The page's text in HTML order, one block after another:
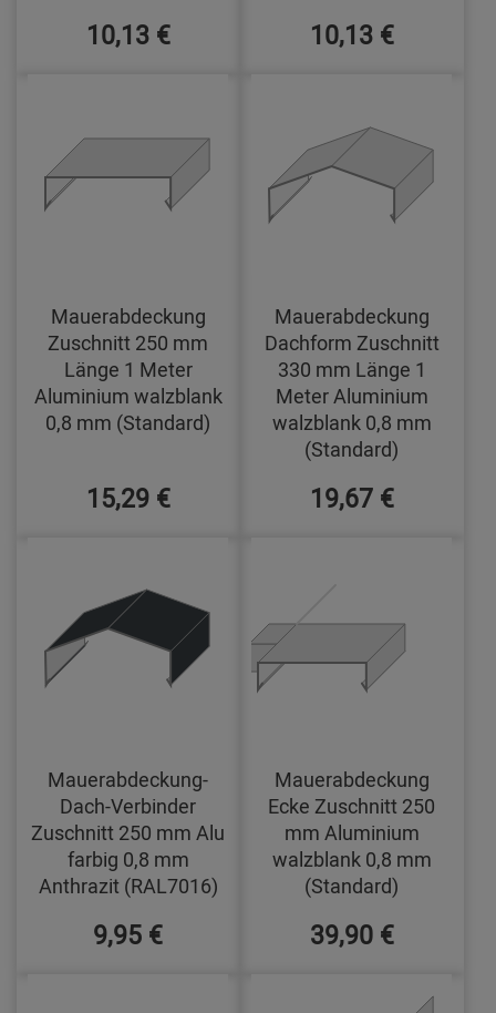
10,13 € 10,13 €
Mauerabdeckung
Zuschnitt 250 mm
Länge 1 Meter
Aluminium walzblank
0,8 mm (Standard)
15,29 €
Mauerabdeckung
Dachform Zuschnitt
330 mm Länge 1
Meter Aluminium
walzblank 0,8 mm
(Standard)
19,67 €
Mauerabdeckung-
Dach-Verbinder
Zuschnitt 250 mm Alu
farbig 0,8 mm
Anthrazit (RAL7016)
9,95 €
Mauerabdeckung
Ecke Zuschnitt 250
mm Aluminium
walzblank 0,8 mm
(Standard)
39,90 €